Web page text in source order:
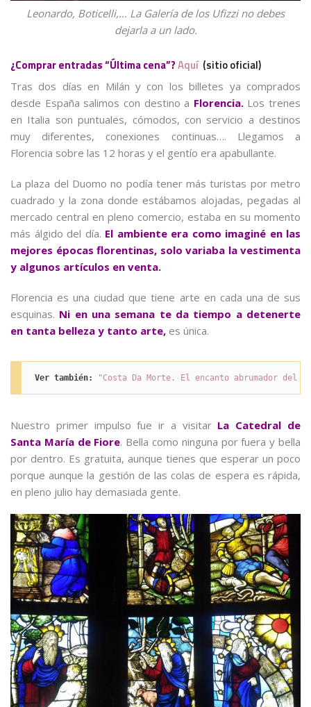
Leonardo, Boticelli,… La Galería de los Ufizzi no debes
dejarla a un lado.
¿Comprar entradas “Última cena”?Aquí(sitio oficial)
Tras dos días en Milán y con los billetes ya comprados
desde España salimos con destino a Florencia.Los trenes
en Italia son puntuales, cómodos, con servicio a destinos
muy diferentes, conexiones continuas…. Llegamos a
Florencia sobre las 12 horas y el gentío era apabullante.
La plaza del Duomo no podía tener más turistas por metro
cuadrado y la zona donde estábamos alojadas, pegadas al
mercado central en pleno comercio, estaba en su momento
más álgido del día. El ambiente era como imaginé en las
mejores épocas florentinas, solo variaba la vestimenta
y algunos artículos en venta.
Florencia es una ciudad que tiene arte en cada una de sus
esquinas. Ni en una semana te da tiempo a detenerte
en tanta belleza y tanto arte, es única.
Ver también: "Costa Da Morte. El encanto abrumador del
Nuestro primer impulso fue ir a visitar La Catedral de
Santa María de Fiore. Bella como ninguna por fuera y bella
por dentro. Es gratuita, aunque tienes que esperar un poco
porque aunque la gestión de las colas de espera es rápida,
en pleno julio hay demasiada gente.